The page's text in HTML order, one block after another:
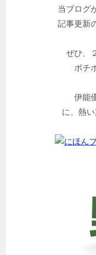
当ブログ
記事更新
ぜひ、
ポチ
伊能
に、熱